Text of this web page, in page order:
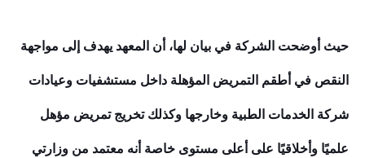
حيث أوضحت الشركة في بيان لها، أن المعهد يهدف إلى مواجهة
النقص في أطقم التمريض المؤهلة داخل مستشفيات وعيادات
شركة الخدمات الطبية وخارجها وكذلك تخريج تمريض مؤهل
علميًا وأخلاقيًا على أعلى مستوى خاصة أنه معتمد من وزارتي